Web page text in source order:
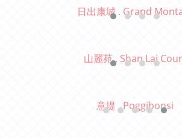
日出康城 . Grand
山麗苑 . Shan Lai
意堤 .Poggibonsi